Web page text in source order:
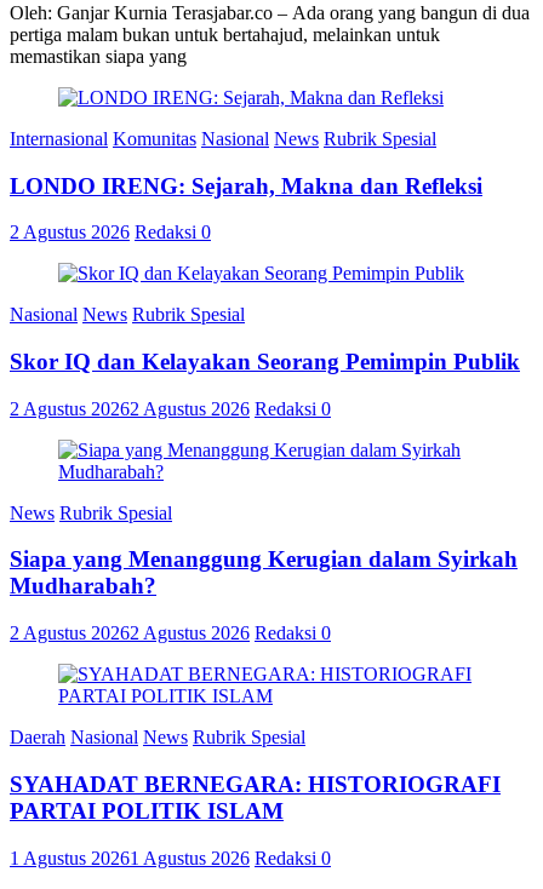
Oleh: Ganjar Kurnia Terasjabar.co – Ada orang yang bangun di dua
pertiga malam bukan untuk bertahajud, melainkan untuk
memastikan siapa yang
Internasional Komunitas Nasional News Rubrik Spesial
LONDO IRENG: Sejarah, Makna dan Refleksi
2 Agustus 2026 Redaksi 0
Nasional News Rubrik Spesial
Skor IQ dan Kelayakan Seorang Pemimpin Publik
2 Agustus 20262 Agustus 2026 Redaksi 0
News Rubrik Spesial
Siapa yang Menanggung Kerugian dalam Syirkah
Mudharabah?
2 Agustus 20262 Agustus 2026 Redaksi 0
Daerah Nasional News Rubrik Spesial
SYAHADAT BERNEGARA: HISTORIOGRAFI
PARTAI POLITIK ISLAM
1 Agustus 20261 Agustus 2026 Redaksi 0